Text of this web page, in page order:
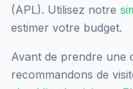
(APL). Utilisez notre
estimer votre budget.
Avant de prendre une
recommandons de